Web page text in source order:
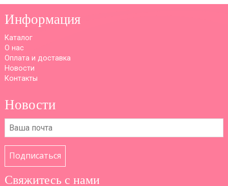
Информация
Каталог
О нас
Оплата и доставка
Новости
Контакты
Новости
Подписаться
Свяжитесь с нами